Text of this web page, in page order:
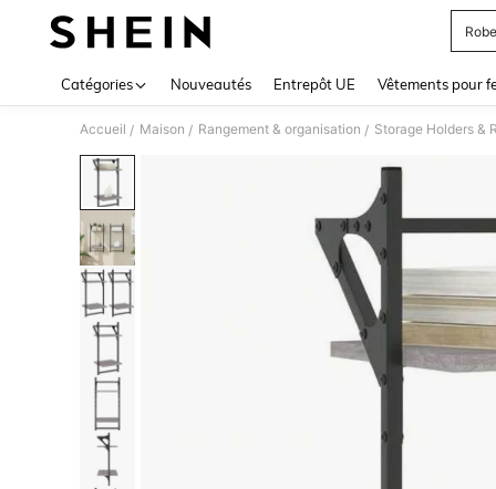
Catégories Nouveautés Entrepôt UE Vêtements pour
Accueil / Maison / Rangement & organisation / Storage Holders &